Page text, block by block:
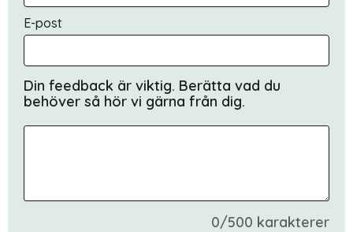
E-post
Din feedback är viktig. Berätta vad du
behöver så hör vi gärna från dig.
0/500 karakterer